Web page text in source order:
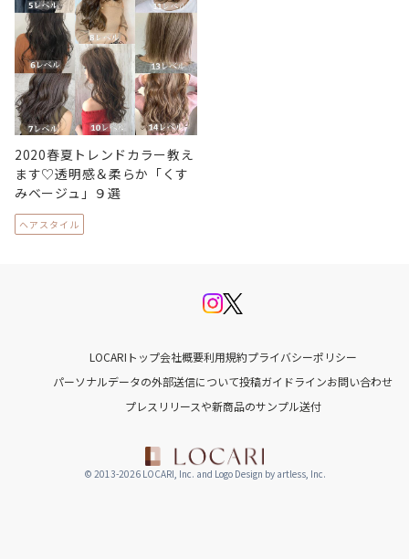
2020春夏トレンドカラー教え
ます♡透明感＆柔らか「くす
みベージュ」９選
ヘアスタイル
LOCARIトップ会社概要利用規約プライバシーポリシー
パーソナルデータの外部送信について投稿ガイドラインお問い合わせ
プレスリリースや新商品のサンプル送付
© 2013-2026 LOCARI, Inc. and Logo Design by artless, Inc.